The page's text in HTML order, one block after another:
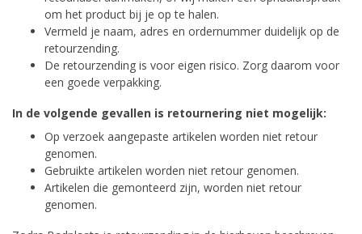
om het product bij je op te halen.
Vermeld je naam, adres en ordernummer duidelijk op de
retourzending.
De retourzending is voor eigen risico. Zorg daarom voor
een goede verpakking.
In de volgende gevallen is retournering niet mogelijk:
Op verzoek aangepaste artikelen worden niet retour
genomen.
Gebruikte artikelen worden niet retour genomen.
Artikelen die gemonteerd zijn, worden niet retour
genomen.